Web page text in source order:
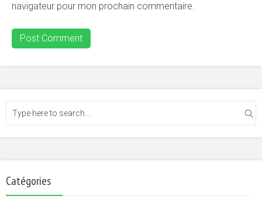
navigateur pour mon prochain commentaire.
Catégories